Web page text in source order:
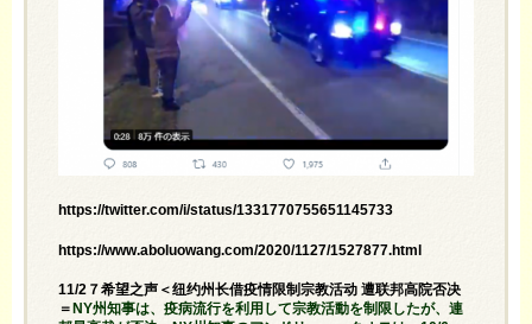
https://twitter.com/i/status/1331770755651145733
https://www.aboluowang.com/2020/1127/1527877.html
11/2７希望之声＜纽约州长借疫情限制宗教活动 遭联邦高院否决
＝ NY州知事は、疫病流行を利用して宗教活動を制限したが、連